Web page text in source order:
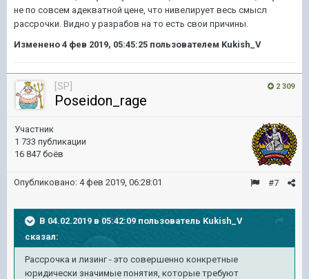
не по совсем адекватной цене, что нивелирует весь смысл
рассрочки. Видно у разрабов на то есть свои причины.
Изменено 4 фев 2019, 05:45:25 пользователем Kukish_V
2 309
[SP]
Poseidon_rage
Участник
1 733 публикации
16 847 боёв
#7
Опубликовано: 4 фев 2019, 06:28:01
В 04.02.2019 в 05:42:09 пользователь Kukish_V
сказал:
Рассрочка и лизинг - это совершенно конкретные
юридически значимые понятия, которые требуют